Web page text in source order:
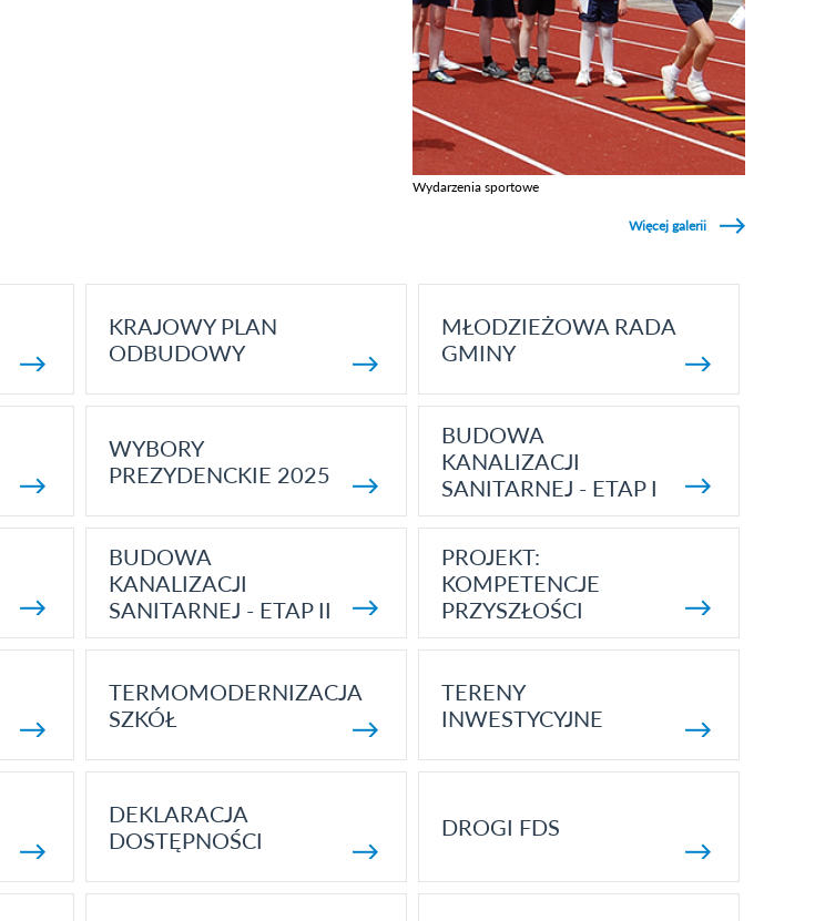
Wydarzenia sportowe
Więcej galerii
KRAJOWY PLAN
ODBUDOWY
MŁODZIEŻOWA RADA
GMINY
WYBORY
PREZYDENCKIE 2025
BUDOWA
KANALIZACJI
SANITARNEJ - ETAP I
BUDOWA
KANALIZACJI
SANITARNEJ - ETAP II
PROJEKT:
KOMPETENCJE
PRZYSZŁOŚCI
TERMOMODERNIZACJA
SZKÓŁ
TERENY
INWESTYCYJNE
DEKLARACJA
DOSTĘPNOŚCI
DROGI FDS